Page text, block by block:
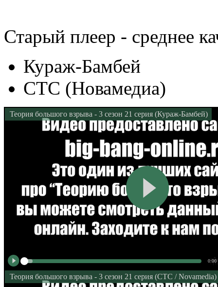
Старый плеер - среднее
Кураж-Бамбей
СТС (Новамедиа)
Теория большого взрыва - 3 сезон 21 серия (Кураж-Бамбей)
0:00
Теория большого взрыва - 3 сезон 21 серия (СТС / Novamedia)